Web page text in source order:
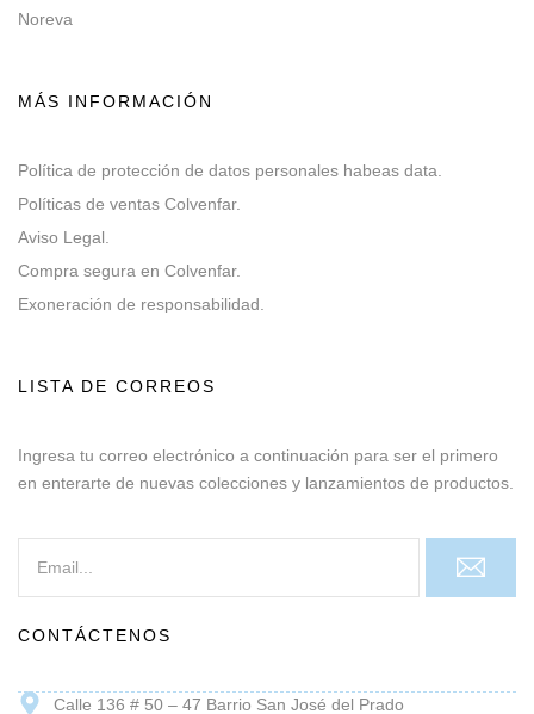
Noreva
MÁS INFORMACIÓN
Política de protección de datos personales habeas data.
Políticas de ventas Colvenfar.
Aviso Legal.
Compra segura en Colvenfar.
Exoneración de responsabilidad.
LISTA DE CORREOS
Ingresa tu correo electrónico a continuación para ser el primero
en enterarte de nuevas colecciones y lanzamientos de productos.
CONTÁCTENOS
Calle 136 # 50 – 47 Barrio San José del Prado